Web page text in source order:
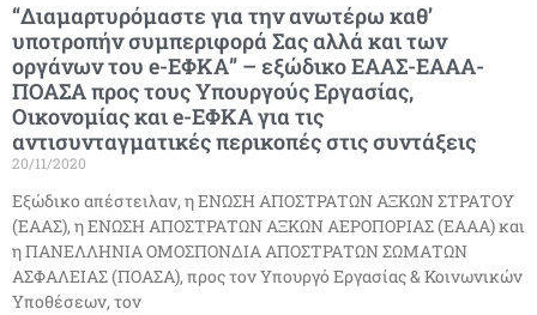
“Διαμαρτυρόμαστε για την ανωτέρω καθ’
υποτροπήν συμπεριφορά Σας αλλά και των
οργάνων του e-ΕΦΚΑ” – εξώδικο ΕΑΑΣ-ΕΑΑΑ-
ΠΟΑΣΑ προς τους Υπουργούς Εργασίας,
Οικονομίας και e-ΕΦΚΑ για τις
αντισυνταγματικές περικοπές στις συντάξεις
20/11/2020
Εξώδικο απέστειλαν, η ΕΝΩΣΗ ΑΠΟΣΤΡΑΤΩΝ ΑΞΚΩΝ ΣΤΡΑΤΟΥ
(ΕΑΑΣ), η ΕΝΩΣΗ ΑΠΟΣΤΡΑΤΩΝ ΑΞΚΩΝ ΑΕΡΟΠΟΡΙΑΣ (ΕΑΑΑ) και
η ΠΑΝΕΛΛΗΝΙΑ ΟΜΟΣΠΟΝΔΙΑ ΑΠΟΣΤΡΑΤΩΝ ΣΩΜΑΤΩΝ
ΑΣΦΑΛΕΙΑΣ (ΠΟΑΣΑ), προς τον Υπουργό Εργασίας & Κοινωνικών
Υποθέσεων, τον